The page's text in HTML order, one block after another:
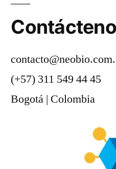
(+57) 311 549 44 45
Bogotá | Colombia